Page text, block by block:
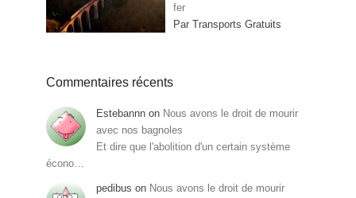
fer
Par Transports Gratuits
Commentaires récents
Estebannn on Nous avons le droit de mourir
avec nos bagnoles
Et dire que l'abolition d'un certain système
écono…
pedibus on Nous avons le droit de mourir